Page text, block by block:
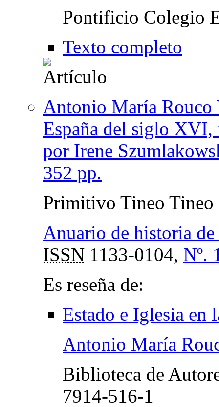
Pontificio Colegio
Texto completo
Antonio María Rouco
España del siglo
por Irene
352 pp.
Primitivo Tineo Tineo
Anuario de historia
ISSN 1133-0104, Nº.
Es reseña de:
Estado e Iglesia en
Antonio María
Biblioteca de
7914-516-1